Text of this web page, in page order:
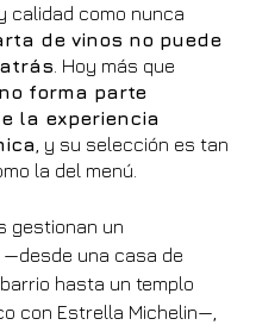
calidad como nunca
de vinos no puede
. Hoy más que
forma parte
la experiencia
, y su selección es tan
la del menú.
gestionan un
una casa de
hasta un templo
con Estrella Michelin—,